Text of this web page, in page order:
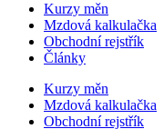
Kurzy měn
Mzdová kalkulačka
Obchodní rejstřík
Články
Kurzy měn
Mzdová kalkulačka
Obchodní rejstřík